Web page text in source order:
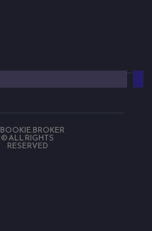
BOOKIE.BROKER
© ALL RIGHTS
RESERVED